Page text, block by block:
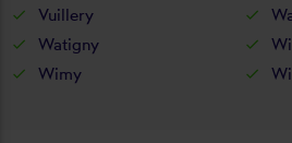
Vuillery
Watigny
Wimy